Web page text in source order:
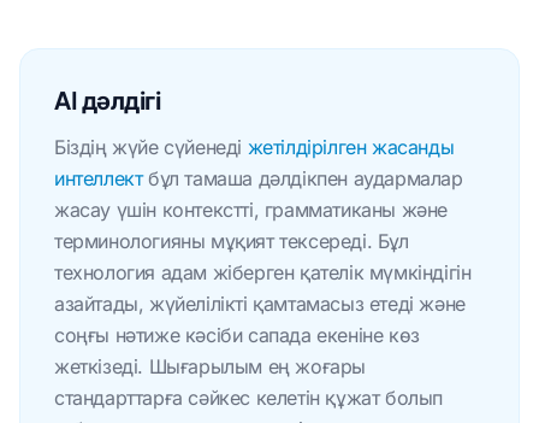
AI дәлдігі
Біздің жүйе сүйенеді жетілдірілген жасанды
интеллектбұл тамаша дәлдікпен аудармалар
жасау үшін контекстті, грамматиканы және
терминологияны мұқият тексереді. Бұл
технология адам жіберген қателік мүмкіндігін
азайтады, жүйелілікті қамтамасыз етеді және
соңғы нәтиже кәсіби сапада екеніне көз
жеткізеді. Шығарылым ең жоғары
стандарттарға сәйкес келетін құжат болып